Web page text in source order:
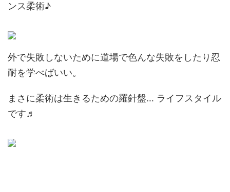
ンス柔術♪
外で失敗しないために道場で色んな失敗をしたり忍
耐を学べばいい。
まさに柔術は生きるための羅針盤… ライフスタイル
です♬